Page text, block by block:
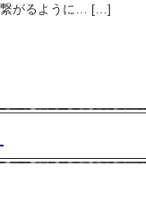
繋がるように… […]